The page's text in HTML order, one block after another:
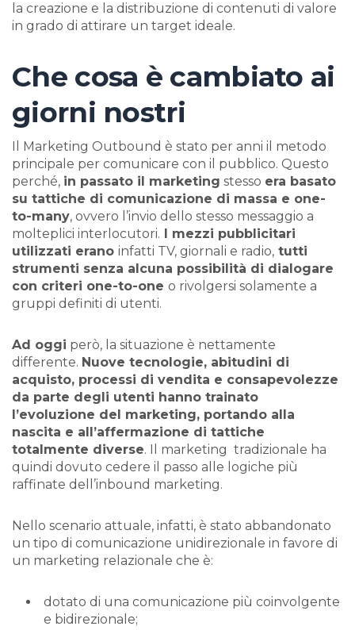
la creazione e la distribuzione di contenuti di valore
in grado di attirare un target ideale.
Che cosa è cambiato ai
giorni nostri
Il Marketing Outbound è stato per anni il metodo
principale per comunicare con il pubblico. Questo
perché, in passato il marketing stesso era basato
su tattiche di comunicazione di massa e one-
to-many, ovvero l’invio dello stesso messaggio a
molteplici interlocutori. I mezzi pubblicitari
utilizzati erano infatti TV, giornali e radio, tutti
strumenti senza alcuna possibilità di dialogare
con criteri one-to-one o rivolgersi solamente a
gruppi definiti di utenti.
Ad oggi però, la situazione è nettamente
differente. Nuove tecnologie, abitudini di
acquisto, processi di vendita e consapevolezze
da parte degli utenti hanno trainato
l’evoluzione del marketing, portando alla
nascita e all’affermazione di tattiche
totalmente diverse. Il marketing tradizionale ha
quindi dovuto cedere il passo alle logiche più
raffinate dell’inbound marketing.
Nello scenario attuale, infatti, è stato abbandonato
un tipo di comunicazione unidirezionale in favore di
un marketing relazionale che è:
dotato di una comunicazione più coinvolgente
e bidirezionale;